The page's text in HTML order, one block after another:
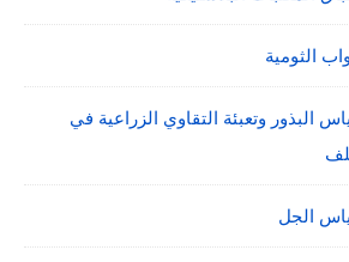
الثومية
البذور وتعبئة التقاوي الزراعية في
الجل